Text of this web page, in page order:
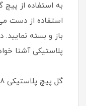
به استفاده از
استفاده از دست
باز و بسته نمایید.
پلاستیکی آشنا
گل پیچ پلاستیکی M8 ساخت ایران